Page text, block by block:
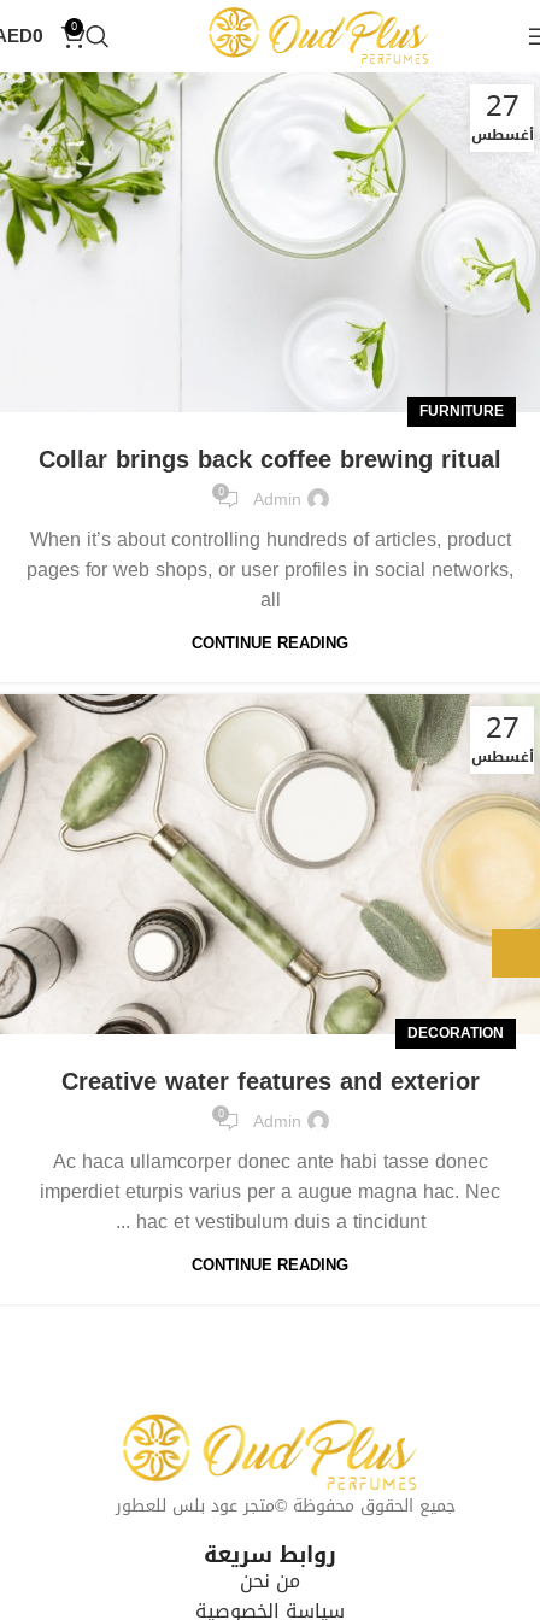
0
0
27
أغسطس
FURNITURE
Collar brings back coffee brewing ritual
Admin
0
When it’s about controlling hundreds of articles, product
pages for web shops, or user profiles in social networks,
all
CONTINUE READING
27
أغسطس
DECORATION
Creative water features and exterior
Admin
0
Ac haca ullamcorper donec ante habi tasse donec
imperdiet eturpis varius per a augue magna hac. Nec
hac et vestibulum duis a tincidunt ...
CONTINUE READING
جميع الحقوق محفوظة ©متجر عود بلس للعطور
روابط سريعة
من نحن
سياسة الخصوصية